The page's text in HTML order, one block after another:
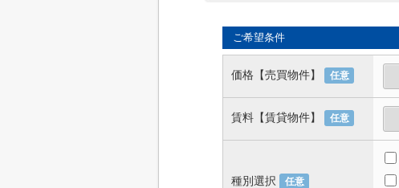
ご希望条件
価格【売買物件】 任意
賃料【賃貸物件】 任意
種別選択 任意